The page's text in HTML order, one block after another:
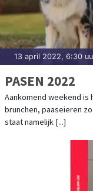
13 april 2022, 6:30
PASEN 2022
Aankomend weekend
brunchen, paaseieren
staat namelijk [...]